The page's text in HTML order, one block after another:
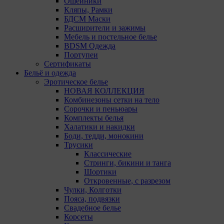
Кляпы, Рамки
БДСМ Маски
Расширители и зажимы
Мебель и постельное белье
BDSM Одежда
Портупеи
Сертификаты
Бельё и одежда
Эротическое белье
НОВАЯ КОЛЛЕКЦИЯ
Комбинезоны сетки на тело
Сорочки и пеньюары
Комплекты белья
Халатики и накидки
Боди, тедди, монокини
Трусики
Классические
Стринги, бикини и танга
Шортики
Откровенные, с разрезом
Чулки, Колготки
Пояса, подвязки
Свадебное белье
Корсеты
5. Целями обработки файлов cookie являются:
5.1. Обеспечение удобства пользователей сайтов;
5.2. Повышение качества функционирования
сайтов, в том числе корректность их работы;
5.3. Сбор аналитической информации в
обобщенном виде для оценки и дальнейшего
улучшения работы сайтов;
5.4. Создание и предоставление
персонализированной рекламы пользователю.
6. Общество не использует файлы cookie для
идентификации субъектов персональных данных.
7. На сайтах используются как файлы cookie первой
стороны (устанавливаемые сайтами, которые
посещает пользователь), так и сторонние файлы
cookie (задаются сервером, расположенным вне
домена наших сайтов).
8. Общество обрабатывает обезличенные данные
пользователей сайта (включая файлы «cookie»),
собираемые с помощью сервисов Интернет-